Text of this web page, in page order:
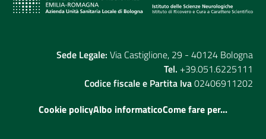
Sede Legale: Via Castiglione, 29 - 40124 Bologna
Tel. +39.051.6225111
Codice fiscale e Partita Iva02406911202
Cookie policyAlbo informaticoCome fare per...